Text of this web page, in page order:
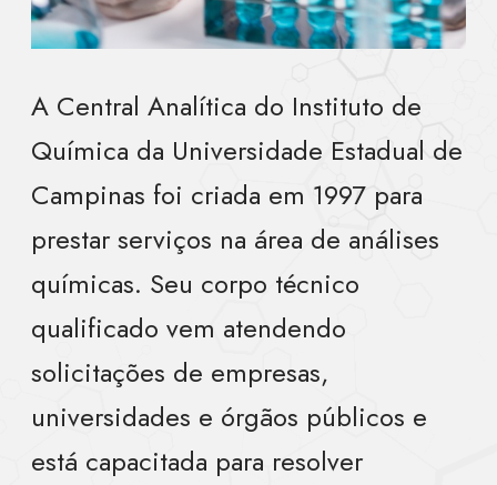
A Central Analítica do Instituto de
Química da Universidade Estadual de
Campinas foi criada em 1997 para
prestar serviços na área de análises
químicas. Seu corpo técnico
qualificado vem atendendo
solicitações de empresas,
universidades e órgãos públicos e
está capacitada para resolver